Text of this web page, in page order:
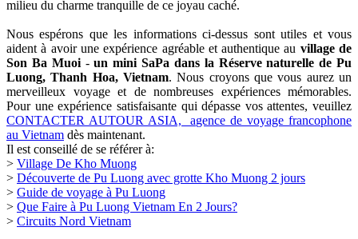
milieu du charme tranquille de ce joyau caché.
Nous espérons que les informations ci-dessus sont utiles et vous
aident à avoir une expérience agréable et authentique au village de
Son Ba Muoi-un mini SaPa dans la Réserve naturelle de Pu
Luong, Thanh Hoa, Vietnam. Nous croyons que vous aurez un
merveilleux voyage et de nombreuses expériences mémorables.
Pour une expérience satisfaisante qui dépasse vos attentes, veuillez
CONTACTER AUTOUR ASIA, agence de voyage francophone
au Vietnam dès maintenant.
Il est conseillé de se référer à:
> Village De Kho Muong
> Découverte de Pu Luong avec grotte Kho Muong 2 jours
> Guide de voyage à Pu Luong
> Que Faire à Pu Luong Vietnam En 2 Jours?
> Circuits Nord Vietnam